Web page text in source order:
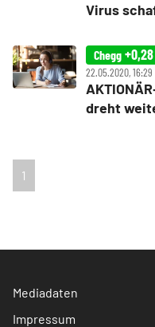
Virus
Chegg +0,28
22.05.2020,
dreht
1
Mediadaten
Impressum